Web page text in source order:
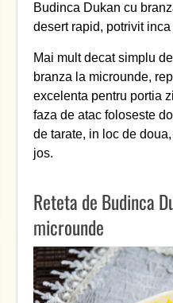
Budinca Dukan cu
desert rapid, potrivit
Mai mult decat simplu
branza la microunde,
excelenta pentru portia
faza de atac foloseste
de tarate, in loc de
jos.
Reteta de Budinca
microunde